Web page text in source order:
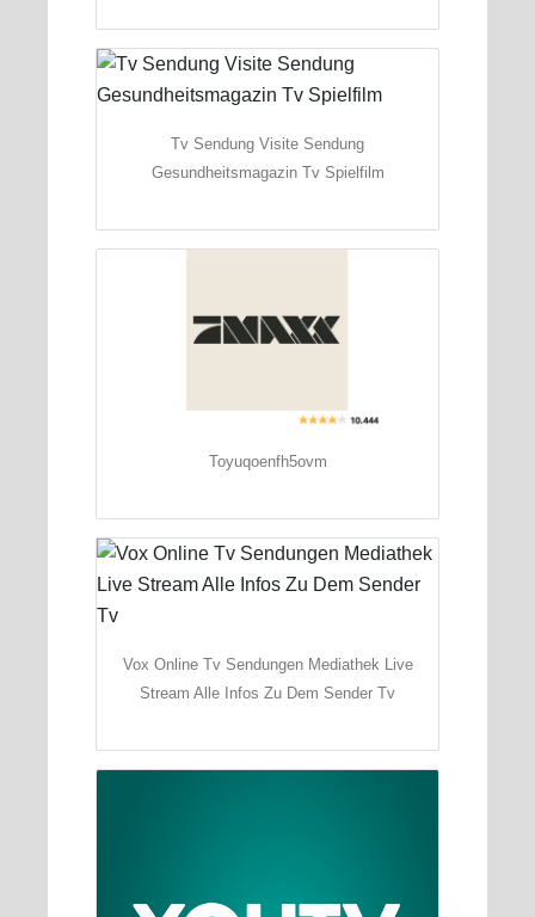
Tv Sendung Visite Sendung
Gesundheitsmagazin Tv Spielfilm
Toyuqoenfh5ovm
Vox Online Tv Sendungen Mediathek Live
Stream Alle Infos Zu Dem Sender Tv